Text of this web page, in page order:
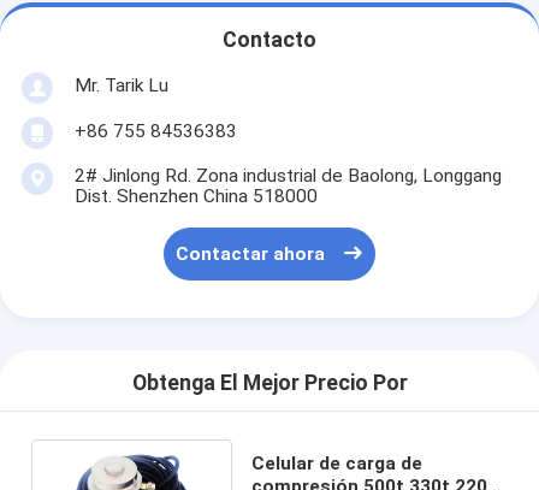
Contacto
Mr. Tarik Lu
+86 755 84536383
2# Jinlong Rd. Zona industrial de Baolong, Longgang
Dist. Shenzhen China 518000
Contactar ahora
Obtenga El Mejor Precio Por
Celular de carga de